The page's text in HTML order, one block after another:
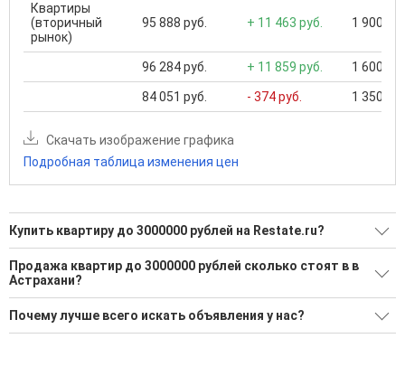
Квартиры
(вторичный
рынок)
95 888 руб. + 11 463 руб. 1 900
96 284 руб. + 11 859 руб. 1 600
84 051 руб. - 374 руб. 1 350
Скачать изображение графика
Подробная таблица изменения цен
Купить квартиру до 3000000 рублей на Restate.ru?
Ищите, как Купить квартиру до 3000000 рублей?
243 актуальных и проверенных объявления
Воспользуйтесь нашим поиском по новостройкам, для
подбора подходящего вам варианта
Продажа квартир до 3000000 рублей сколько стоят в в
Астрахани?
Средняя площадь: 52.3 кв.м.
Почему лучше всего искать объявления у нас?